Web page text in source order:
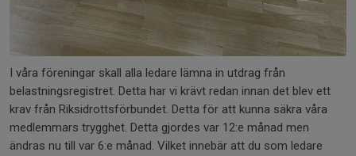
I våra föreningar skall alla ledare lämna in utdrag från
belastningsregistret. Detta har vi krävt redan innan det blev ett
krav från Riksidrottsförbundet. Detta för att kunna säkra våra
medlemmars trygghet. Detta gjordes var 12:e månad men
ändras nu till var 6:e månad. Vilket innebär att du som ledare